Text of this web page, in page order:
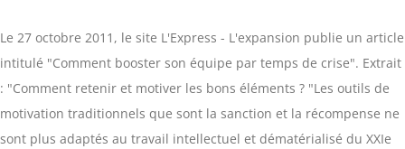
Le 27 octobre 2011, le site L'Express - L'expansion publie un article
intitulé "Comment booster son équipe par temps de crise". Extrait
: "Comment retenir et motiver les bons éléments ? "Les outils de
motivation traditionnels que sont la sanction et la récompense ne
sont plus adaptés au travail intellectuel et dématérialisé du XXIe